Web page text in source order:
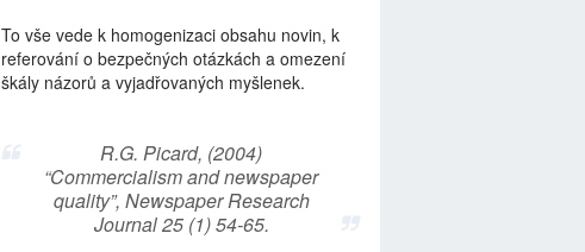
To vše vede k homogenizaci obsahu novin, k
referování o bezpečných otázkách a omezení
škály názorů a vyjadřovaných myšlenek.
R.G. Picard, (2004)
“Commercialism and newspaper
quality”, Newspaper Research
Journal 25 (1) 54-65.